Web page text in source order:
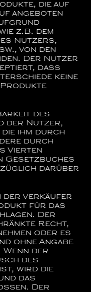
die auf
angeboten
z.B. dem
Nutzers,
von den
Der Nutzer
dass
keine
des
der Nutzer,
ihm durch
durch
Vierten
Gesetzbuches
darüber
der Verkäufer
für das
Der
Recht,
oder es
ohne Angabe
Wenn der
des
wird die
das
Der